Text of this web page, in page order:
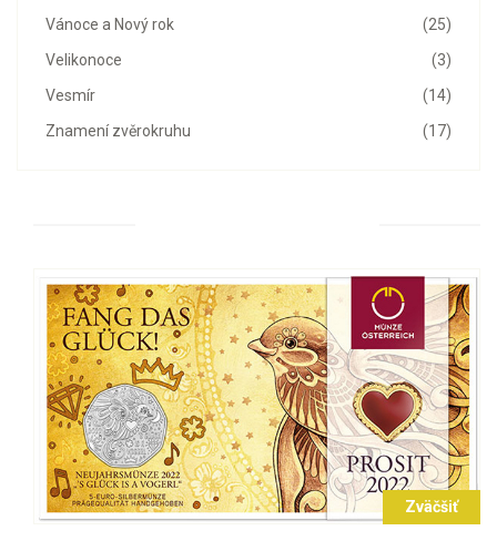
(25)
Vánoce a Nový rok
(3)
Velikonoce
(14)
Vesmír
(17)
Znamení zvěrokruhu
Zväčšiť